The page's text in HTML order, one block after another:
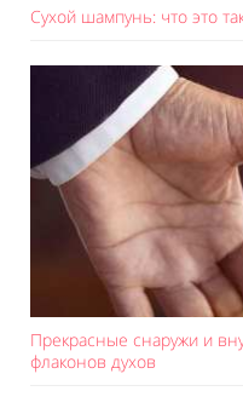
Сухой шампунь: что это
Прекрасные снаружи и
флаконов духов